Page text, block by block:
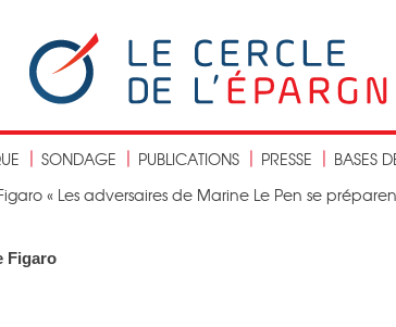
SONDAGE PUBLICATIONS PRESSE BASES
« Les adversaires de Marine Le Pen se
Figaro